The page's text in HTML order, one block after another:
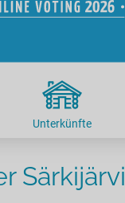
Unterkünfte
Särkijärvi